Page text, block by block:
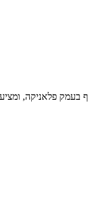
בעמק פלאניקה,